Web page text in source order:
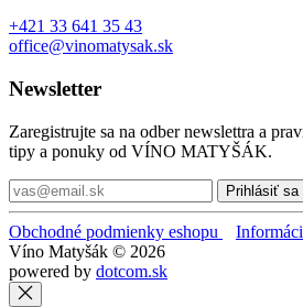
+421 33 641 35 43
office@vinomatysak.sk
Newsletter
Zaregistrujte sa na odber newslettra a
tipy a ponuky od VÍNO MATYŠÁK.
Prihlásiť sa
Obchodné podmienky eshopu
Víno Matyšák © 2026
powered by dotcom.sk